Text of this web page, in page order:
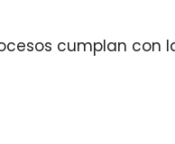
cumplan